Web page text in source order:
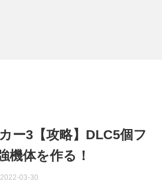
ー3【攻略】DLC5個フ
機体を作る！
2022-03-30